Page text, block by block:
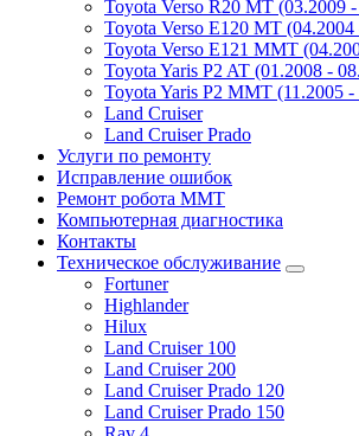
Toyota Verso R20 MT (03.2009
Toyota Verso E120 MT (04.2004
Toyota Verso E121 MMT
Toyota Yaris P2 AT (01.2008 -
Toyota Yaris P2 MMT (11.2005 -
Land Cruiser
Land Cruiser Prado
Услуги по ремонту
Исправление ошибок
Ремонт робота MMT
Компьютерная диагностика
Контакты
Техническое обслуживание
Fortuner
Highlander
Hilux
Land Cruiser 100
Land Cruiser 200
Land Cruiser Prado 120
Land Cruiser Prado 150